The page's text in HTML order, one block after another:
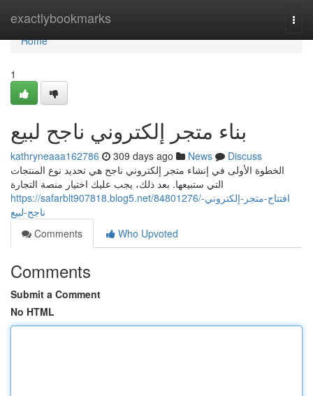
exactlybookmarks
Home
Home
1
بناء متجر إلكتروني ناجح لبيع
kathryneaaa162786 309 days ago News
Discuss
الخطوة الأولى في إنشاء متجر إلكتروني ناجح هي تحديد نوع المنتجات
التي ستبيعها. بعد ذلك، يجب عليك اختيار منصة التجارة
https://safarblt907818.blog5.net/84801276/افتتاح-متجر-إلكتروني-
ناجح-لبيع
Comments
Who Upvoted
Comments
Submit a Comment
No HTML